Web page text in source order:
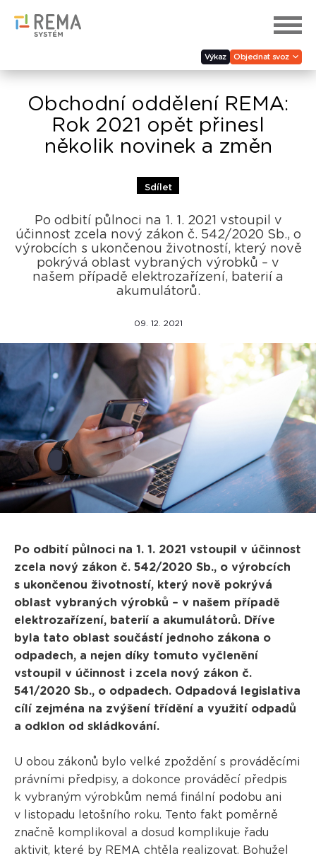
Výkaz Objednat svoz
Obchodní oddělení REMA:
Rok 2021 opět přinesl
několik novinek a změn
Sdílet
Po odbití půlnoci na 1. 1. 2021 vstoupil v
účinnost zcela nový zákon č. 542/2020 Sb., o
výrobcích s ukončenou životností, který nově
pokrývá oblast vybraných výrobků – v
našem případě elektrozařízení, baterií a
akumulátorů.
09. 12. 2021
Po odbití půlnoci na 1. 1. 2021 vstoupil v účinnost
zcela nový zákon č. 542/2020 Sb., o výrobcích
s ukončenou životností, který nově pokrývá
oblast vybraných výrobků – v našem případě
elektrozařízení, baterií a akumulátorů. Dříve
byla tato oblast součástí jednoho zákona o
odpadech, a nejen díky tomuto vyčlenění
vstoupil v účinnost i zcela nový zákon č.
541/2020 Sb., o odpadech. Odpadová legislativa
cílí zejména na zvýšení třídění a využití odpadů
a odklon od skládkování.
U obou zákonů bylo velké zpoždění s prováděcími
právními předpisy, a dokonce prováděcí předpis
k vybraným výrobkům nemá finální podobu ani
v listopadu letošního roku. Tento fakt poměrně
značně komplikoval a dosud komplikuje řadu
aktivit, které by REMA chtěla realizovat. Bohužel